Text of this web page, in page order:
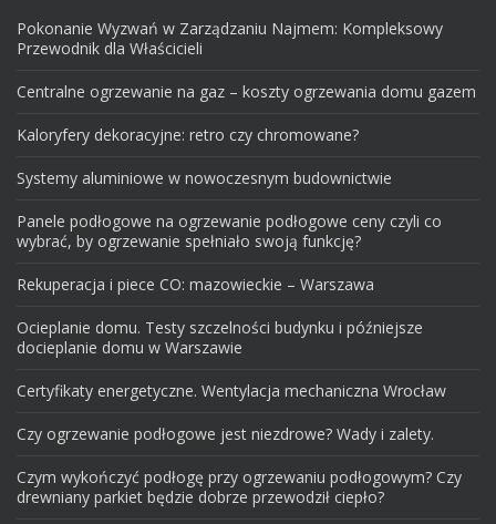
Pokonanie Wyzwań w Zarządzaniu Najmem: Kompleksowy
Przewodnik dla Właścicieli
Centralne ogrzewanie na gaz – koszty ogrzewania domu gazem
Kaloryfery dekoracyjne: retro czy chromowane?
Systemy aluminiowe w nowoczesnym budownictwie
Panele podłogowe na ogrzewanie podłogowe ceny czyli co
wybrać, by ogrzewanie spełniało swoją funkcję?
Rekuperacja i piece CO: mazowieckie – Warszawa
Ocieplanie domu. Testy szczelności budynku i późniejsze
docieplanie domu w Warszawie
Certyfikaty energetyczne. Wentylacja mechaniczna Wrocław
Czy ogrzewanie podłogowe jest niezdrowe? Wady i zalety.
Czym wykończyć podłogę przy ogrzewaniu podłogowym? Czy
drewniany parkiet będzie dobrze przewodził ciepło?